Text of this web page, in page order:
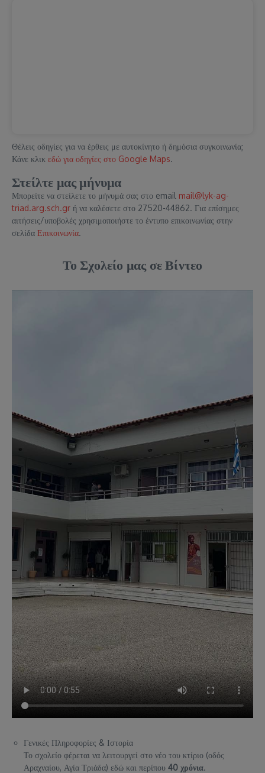
Θέλεις οδηγίες για να έρθεις με αυτοκίνητο ή δημόσια συγκοινωνία;
Κάνε κλικ εδώ για οδηγίες στο Google Maps.
Στείλτε μας μήνυμα
Μπορείτε να στείλετε το μήνυμά σας στο email mail@lyk-ag-
triad.arg.sch.gr ή να καλέσετε στο 27520-44862. Για επίσημες
αιτήσεις/υποβολές χρησιμοποιήστε το έντυπο επικοινωνίας στην
σελίδα Επικοινωνία.
Το Σχολείο μας σε Βίντεο
Γενικές Πληροφορίες & Ιστορία
Το σχολείο φέρεται να λειτουργεί στο νέο του κτίριο (οδός
Αραχναίου, Αγία Τριάδα) εδώ και περίπου 40 χρόνια.